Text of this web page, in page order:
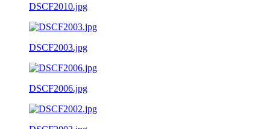
DSCF2010.jpg
DSCF2003.jpg
DSCF2006.jpg